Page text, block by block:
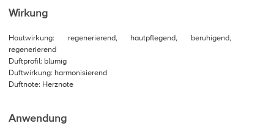
Wirkung
Hautwirkung: regenerierend, hautpflegend, beruhigend,
regenerierend
Duftprofil: blumig
Duftwirkung: harmonisierend
Duftnote: Herznote
Anwendung